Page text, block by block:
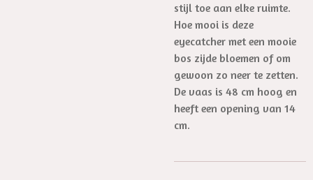
stijl toe aan elke ruimte.
Hoe mooi is deze
eyecatcher met een mooie
bos zijde bloemen of om
gewoon zo neer te zetten.
De vaas is 48 cm hoog en
heeft een opening van 14
cm.